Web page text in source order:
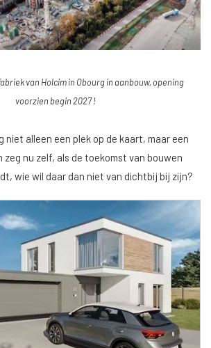
van Holcim in Obourg in aanbouw, opening
voorzien begin 2027 !
niet alleen een plek op de kaart, maar een
nu zelf, als de toekomst van bouwen
wie wil daar dan niet van dichtbij bij zijn?